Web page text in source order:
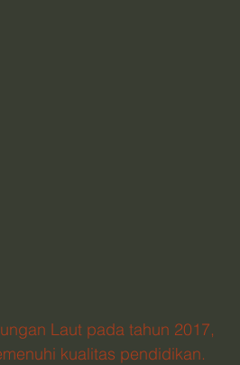
Laut pada tahun 2017,
kualitas pendidikan.